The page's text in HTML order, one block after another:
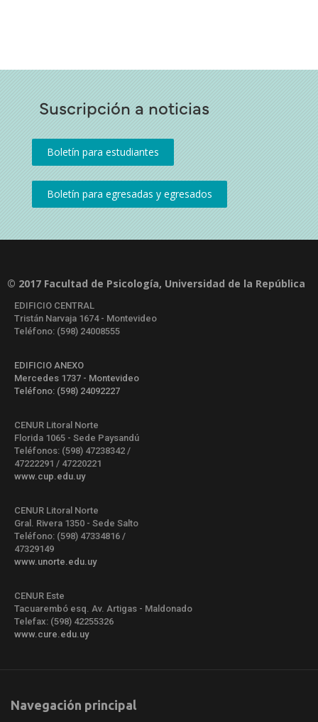
Suscripción a noticias
© 2017 Facultad de Psicología, Universidad de la República
EDIFICIO CENTRAL
Tristán Narvaja 1674 - Montevideo
Teléfono: (598) 24008555
EDIFICIO ANEXO
Mercedes 1737 - Montevideo
Teléfono: (598) 24092227
CENUR Litoral Norte
Florida 1065 - Sede Paysandú
Teléfonos: (598) 47238342 /
47222291 / 47220221
www.cup.edu.uy
CENUR Litoral Norte
Gral. Rivera 1350 - Sede Salto
Teléfono: (598) 47334816 /
47329149
www.unorte.edu.uy
CENUR Este
Tacuarembó esq. Av. Artigas - Maldonado
Telefax: (598) 42255326
www.cure.edu.uy
Navegación principal